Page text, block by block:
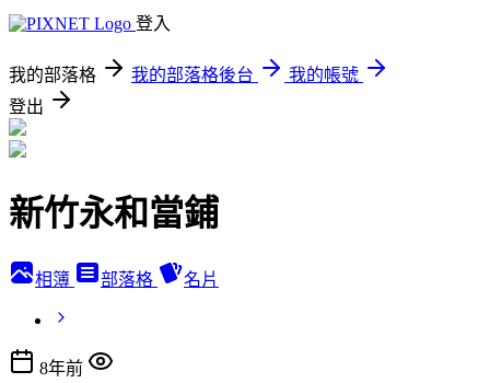
登入
我的部落格 我的部落格後台
我的帳號
登出
新竹永和當鋪
相簿 部落格 名片
8年前